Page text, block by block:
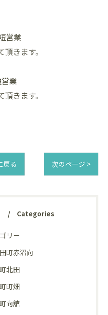
営業
きます。
営業
きます。
戻る 次のページ >
Categories
リー
町赤沼向
北田
町畑
向舘